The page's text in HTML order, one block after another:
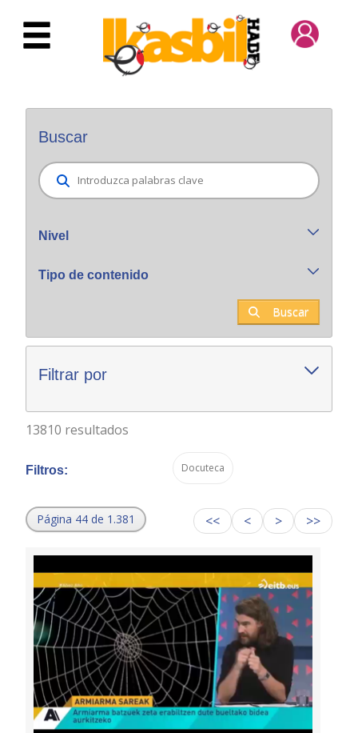
Saltar al contenido principal
Buscar
Nivel
Tipo de contenido
Buscar
Filtrar por
13810 resultados
Filtros: Docuteca
Página 44 de 1.381 << < > >>